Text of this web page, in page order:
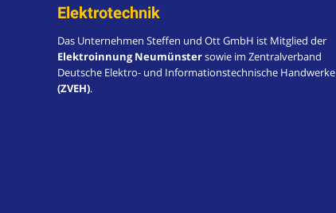
Elektrotechnik
Das Unternehmen Steffen und Ott GmbH ist Mitglied der
Elektroinnung Neumünstersowie im Zentralverband
Deutsche Elektro- und Informationstechnische Handwerke
(ZVEH).